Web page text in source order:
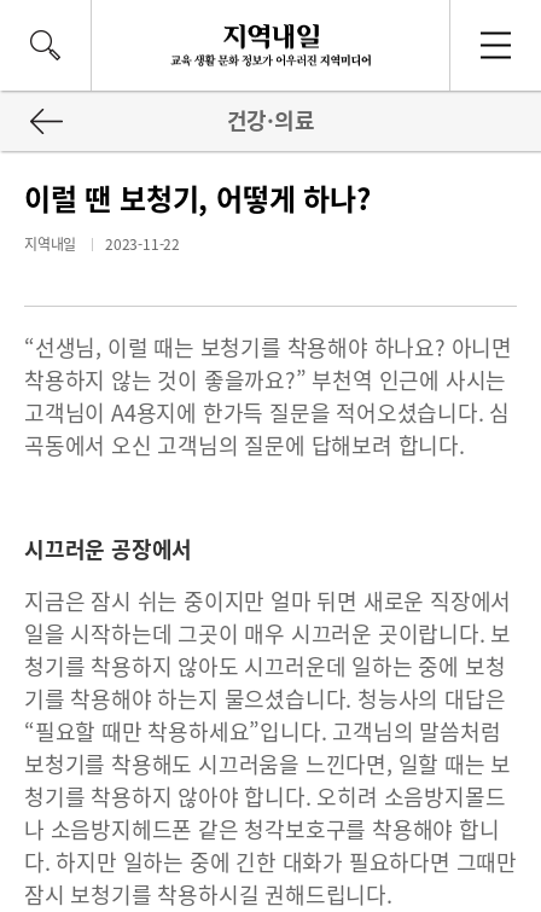
건강·의료
이럴 땐 보청기, 어떻게 하나?
지역내일 2023-11-22
“선생님, 이럴 때는 보청기를 착용해야 하나요? 아니면
착용하지 않는 것이 좋을까요?” 부천역 인근에 사시는
고객님이 A4용지에 한가득 질문을 적어오셨습니다. 심
곡동에서 오신 고객님의 질문에 답해보려 합니다.
시끄러운 공장에서
지금은 잠시 쉬는 중이지만 얼마 뒤면 새로운 직장에서
일을 시작하는데 그곳이 매우 시끄러운 곳이랍니다. 보
청기를 착용하지 않아도 시끄러운데 일하는 중에 보청
기를 착용해야 하는지 물으셨습니다. 청능사의 대답은
“필요할 때만 착용하세요”입니다. 고객님의 말씀처럼
보청기를 착용해도 시끄러움을 느낀다면, 일할 때는 보
청기를 착용하지 않아야 합니다. 오히려 소음방지몰드
나 소음방지헤드폰 같은 청각보호구를 착용해야 합니
다. 하지만 일하는 중에 긴한 대화가 필요하다면 그때만
잠시 보청기를 착용하시길 권해드립니다.